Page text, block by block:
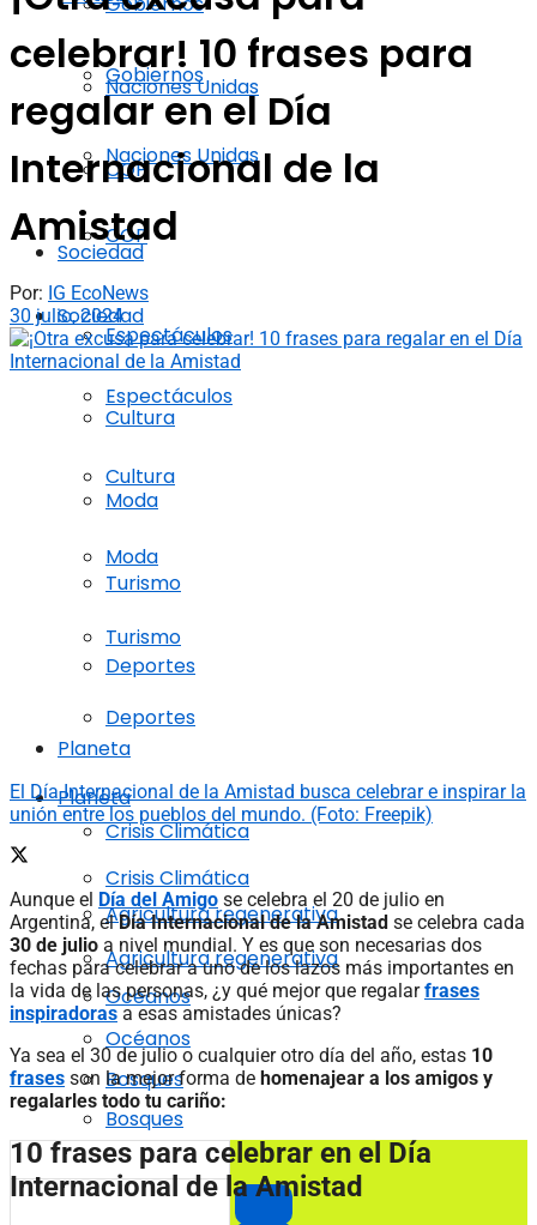
Naciones Unidas
COP
Sociedad
Espectáculos
Cultura
Moda
Turismo
Deportes
Planeta
Crisis Climática
Agricultura regenerativa
Océanos
Bosques
Gobiernos
Naciones Unidas
COP
Sociedad
Espectáculos
Cultura
Moda
Turismo
Deportes
Planeta
Crisis Climática
Agricultura regenerativa
Océanos
Bosques
celebrar! 10 frases para
regalar en el Día
Internacional de la
Amistad
Por: IG EcoNews
30 julio, 2024
El Día Internacional de la Amistad busca celebrar e inspirar la
unión entre los pueblos del mundo. (Foto: Freepik)
Aunque el Día del Amigo se celebra el 20 de julio en
Argentina, elDía Internacional de la Amistad se celebra cada
30 de julio a nivel mundial. Y es que son necesarias dos
fechas para celebrar a uno de los lazos más importantes en
la vida de las personas, ¿y qué mejor que regalarfrases
inspiradoras a esas amistades únicas?
Ya sea el 30 de julio o cualquier otro día del año, estas 10
frases son la mejor forma de homenajear a los amigos y
regalarles todo tu cariño:
10 frases para celebrar en el Día
Internacional de la Amistad